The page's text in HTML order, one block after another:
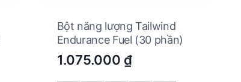
Bột năng lượng Tailwind
Endurance Fuel (30 phần)
1.075.000 ₫